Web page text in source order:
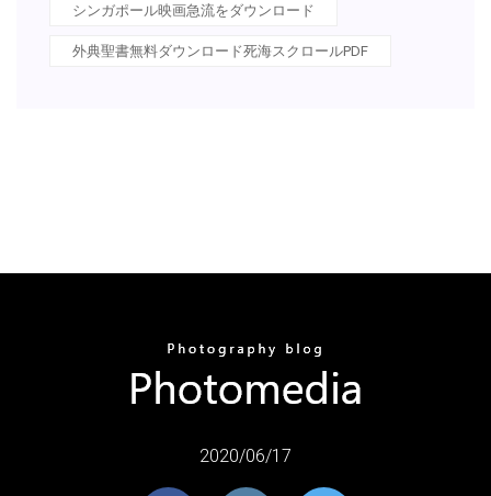
シンガポール映画急流をダウンロード
外典聖書無料ダウンロード死海スクロールPDF
2020/06/17